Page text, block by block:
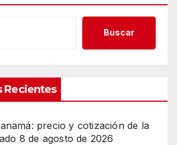
Buscar
Recientes
precio y cotización de la
8 de agosto de 2026